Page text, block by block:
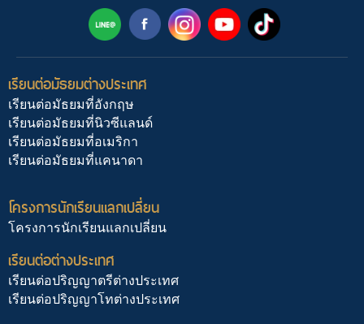
เรียนต่อมัธยมต่างประเทศ
เรียนต่อมัธยมที่อังกฤษ
เรียนต่อมัธยมที่นิวซีแลนด์
เรียนต่อมัธยมที่อเมริกา
เรียนต่อมัธยมที่แคนาดา
โครงการนักเรียนแลกเปลี่ยน
โครงการนักเรียนแลกเปลี่ยน
เรียนต่อต่างประเทศ
เรียนต่อปริญญาตรีต่างประเทศ
เรียนต่อปริญญาโทต่างประเทศ